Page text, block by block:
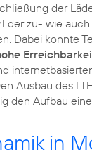
der
der zu- wie
Dabei konnte
Ausbau des
den Aufbau
in